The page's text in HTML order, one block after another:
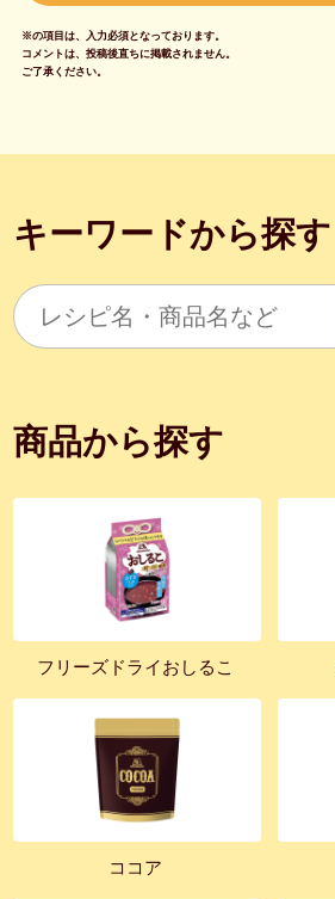
※の項目は、入力必須となっております。
コメントは、投稿後直ちに掲載されません。
ご了承ください。
キーワードから探す
商品から探す
フリーズドライおしるこ
ココア